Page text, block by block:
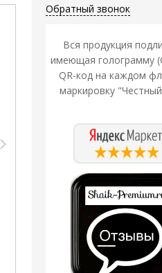
Обратный звонок
Вся продукция
имеющая голограмму
QR-код на каждом
маркировку
Распродажа
Парфюмерия Shaik
SHAIK /
Парфюмерная вода
№ 464 Devil's Intrigue
Haute Fragrance, 10
1 отзыв
/
1